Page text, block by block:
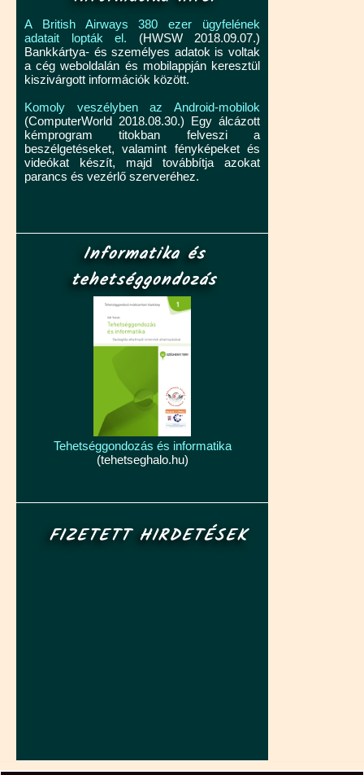
A British Airways 380 ezer ügyfelének
adatait lopták el. (HWSW 2018.09.07.)
Bankkártya- és személyes adatok is voltak
a cég weboldalán és mobilappján keresztül
kiszivárgott információk között.
Komoly veszélyben az Android-mobilok
(ComputerWorld 2018.08.30.) Egy álcázott
kémprogram titokban felveszi a
beszélgetéseket, valamint fényképeket és
videókat készít, majd továbbítja azokat
parancs és vezérlő szerveréhez.
Informatika és
tehetséggondozás
Tehetséggondozás és informatika
(tehetseghalo.hu)
FIZETETT HIRDETÉSEK